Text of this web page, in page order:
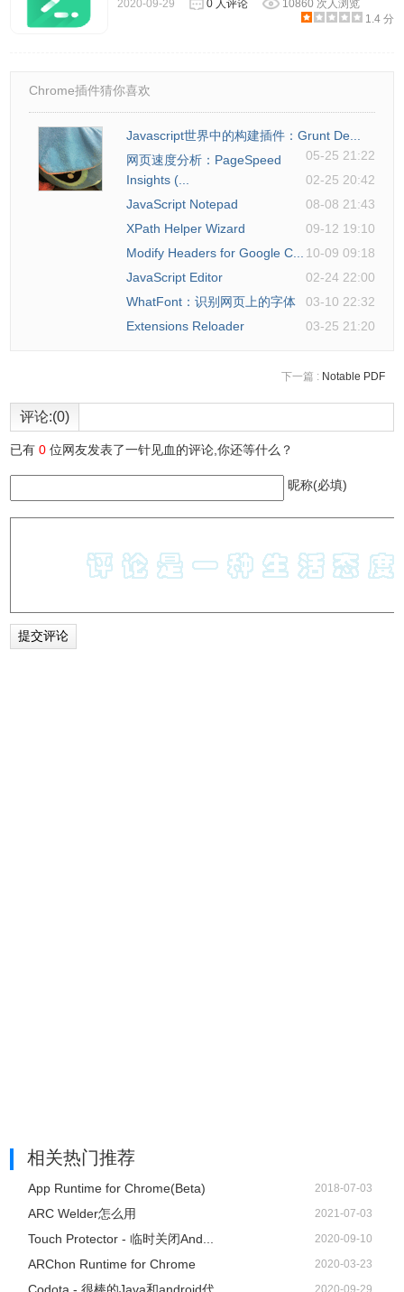
2020-09-29 0 人评论
10860 次人浏览
1.4 分
Chrome插件猜你喜欢
Javascript世界中的构建插件：Grunt De...
05-25 21:22
网页速度分析：PageSpeed
Insights (...
02-25 20:42
JavaScript Notepad
08-08 21:43
XPath Helper Wizard
09-12 19:10
Modify Headers for Google C...
10-09 09:18
JavaScript Editor
02-24 22:00
WhatFont：识别网页上的字体
03-10 22:32
Extensions Reloader
03-25 21:20
下一篇 : Notable PDF
评论:(0)
已有0 位网友发表了一针见血的评论,你还等什么？
昵称(必填)
相关热门推荐
App Runtime for Chrome(Beta) 2018-07-03
ARC Welder怎么用 2021-07-03
Touch Protector - 临时关闭And... 2020-09-10
ARChon Runtime for Chrome 2020-03-23
2020-09-29